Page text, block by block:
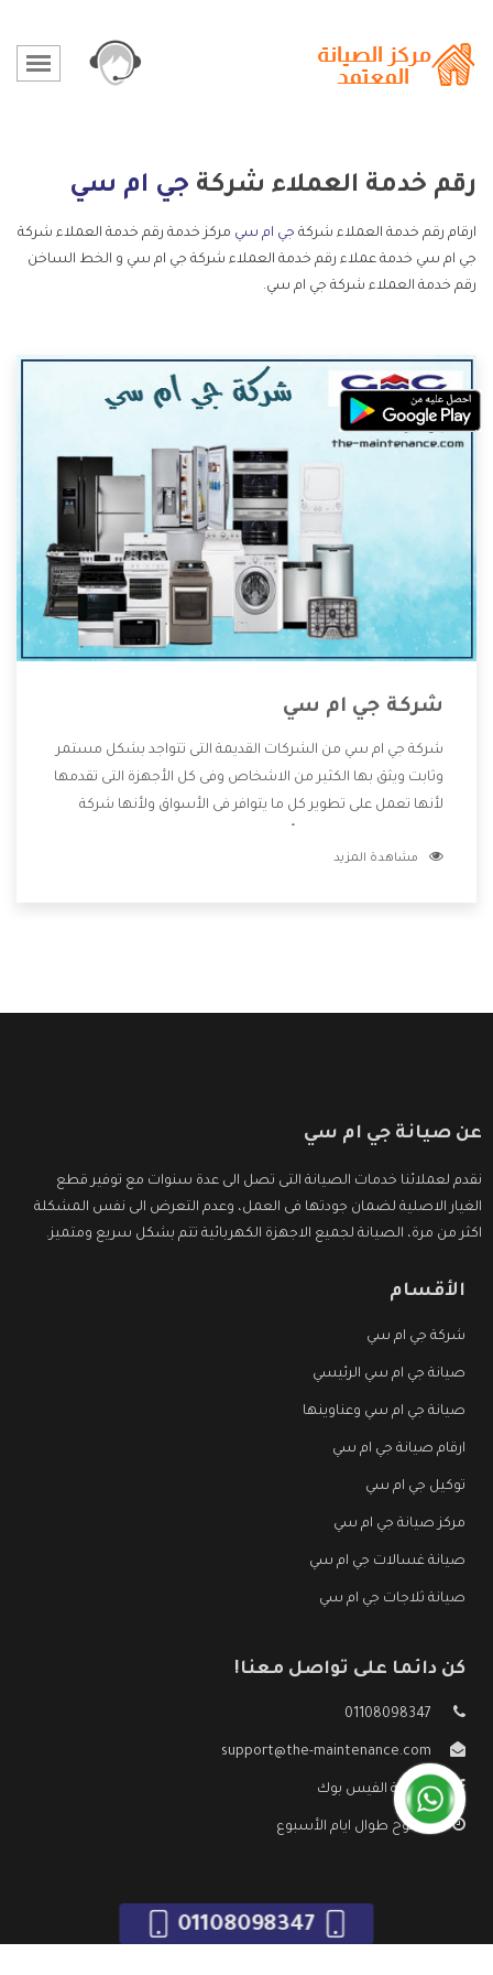
رقم خدمة العملاء شركة جي ام سي
ارقام رقم خدمة العملاء شركة جي ام سي مركز خدمة رقم خدمة العملاء شركة
جي ام سي خدمة عملاء رقم خدمة العملاء شركة جي ام سي و الخط الساخن
رقم خدمة العملاء شركة جي ام سي.
شركة جي ام سي
شركة جي ام سي من الشركات القديمة التى تتواجد بشكل مستمر
وثابت ويثق بها الكثير من الاشخاص وفى كل الأجهزة التى تقدمها
لأنها تعمل على تطوير كل ما يتوافر فى الأسواق ولأنها شركة
وتقدم للعملاء أقوى العروض والخصومات التى تسهل على
مشاهدة المزيد
عن صيانة جي ام سي
نقدم لعملائنا خدمات الصيانة التى تصل الى عدة سنوات مع توفير قطع
الغيار الاصلية لضمان جودتها فى العمل، وعدم التعرض الى نفس المشكلة
اكثر من مرة، الصيانة لجميع الاجهزة الكهربائية تتم بشكل سريع ومتميز.
الأقسام
شركة جي ام سي
صيانة جي ام سي الرئيسي
صيانة جي ام سي وعناوينها
ارقام صيانة جي ام سي
توكيل جي ام سي
مركز صيانة جي ام سي
صيانة غسالات جي ام سي
صيانة ثلاجات جي ام سي
كن دائما على تواصل معنا!
01108098347
support@the-maintenance.com
صفحة الفيس بوك
مفتوح طوال ايام الأسبوع
01108098347